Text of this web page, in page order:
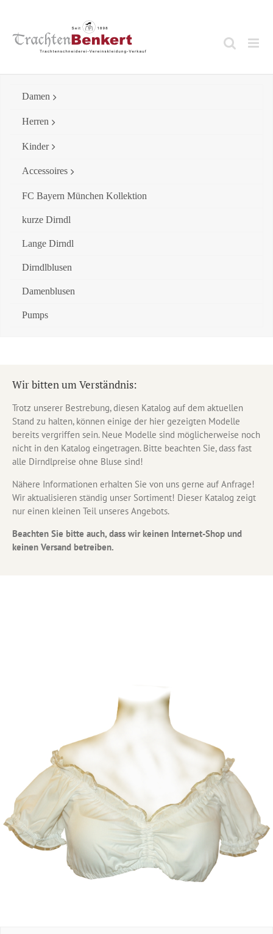
content
Damen
Herren
Kinder
Accessoires
FC Bayern München Kollektion
kurze Dirndl
Lange Dirndl
Dirndlblusen
Damenblusen
Pumps
Wir bitten um Verständnis:
Trotz unserer Bestrebung, diesen Katalog auf dem aktuellen
Stand zu halten, können einige der hier gezeigten Modelle
bereits vergriffen sein. Neue Modelle sind möglicherweise noch
nicht in den Katalog eingetragen. Bitte beachten Sie, dass fast
alle Dirndlpreise ohne Bluse sind!
Nähere Informationen erhalten Sie von uns gerne auf Anfrage!
Wir aktualisieren ständig unser Sortiment! Dieser Katalog zeigt
nur einen kleinen Teil unseres Angebots.
Beachten Sie bitte auch, dass wir keinen Internet-Shop und
keinen Versand betreiben.